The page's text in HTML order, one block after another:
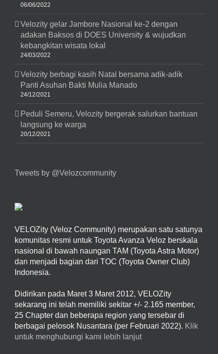
06/06/2022
Velozity gelar Jambore Nasional ke-2 dengan
adakan Baksos di DOES University & wujudkan
kebangkitan wisata lokal
24/03/2022
Velozity berbagi kasih Natal bersama adik-adik
Panti Asuhan Bakti Mulia Manado
24/12/2021
Peduli Semeru, Velozity bergerak salurkan bantuan
langsung ke warga
20/12/2021
Tweets by @Velozcommunity
VELOZity (Veloz Community) merupakan satu satunya
komunitas resmi untuk Toyota Avanza Veloz berskala
nasional di bawah naungan TAM (Toyota Astra Motor)
dan menjadi bagian dari TOC (Toyota Owner Club)
Indonesia.
Didirikan pada Maret 3 Maret 2012, VELOZity
sekarang ini telah memiliki sekitar +/- 2.165 member,
25 Chapter dan beberapa region yang tersebar di
berbagai pelosok Nusantara (per Februari 2022). Klik
untuk menghubungi kami lebih lanjut